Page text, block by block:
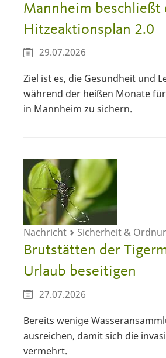
Mannheim beschließt
Hitzeaktionsplan 2.0
29.07.2026
Ziel ist es, die Gesundheit und
während der heißen Monate
in Mannheim zu sichern.
Nachricht Sicherheit &
Brutstätten der
Urlaub beseitigen
27.07.2026
Bereits wenige
ausreichen, damit sich die
vermehrt.